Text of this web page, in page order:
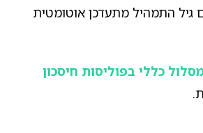
גיל התמהיל מתעדכן אוטומטית
כללי בפוליסות חיסכון